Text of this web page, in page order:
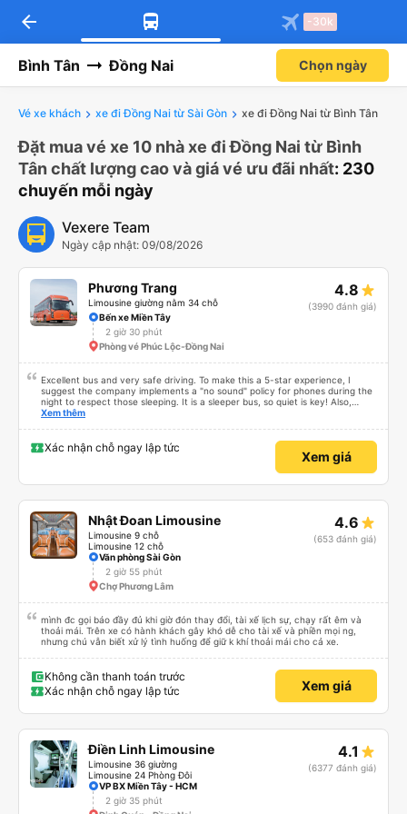
arrow_back -30k
Bình Tân Đồng Nai Chọn ngày
Vé xe khách xe đi Đồng Nai từ Sài Gòn xe đi Đồng Nai từ Bình Tân
Đặt mua vé xe 10 nhà xe đi Đồng Nai từ Bình
Tân chất lượng cao và giá vé ưu đãi nhất: 230
chuyến mỗi ngày
Vexere Team
Ngày cập nhật: 09/08/2026
Phương Trang
Limousine giường nằm 34 chỗ
4.8
(3990 đánh giá)
Bến xe Miền Tây
2 giờ 30 phút
Phòng vé Phúc Lộc-Đồng Nai
Excellent bus and very safe driving. To make this a 5-star experience, I
suggest the company implements a "no sound" policy for phones during the
night to respect those sleeping. It is a sleeper bus, so quiet is key! Also,
please display the Wi-Fi password clearly inside the cabin for convenience. I
quy định rõ ràng về việc giữ im lặng (tắt âm thanh điện thoại) vào ban đêm
để tránh làm phiền hành khách khác ngủ. Ngoài ra, nhà xe nên dán sẵn mật
khẩu Wi-Fi trong xe để hành khách dễ dàng sử dụng. Tôi vẫn sẽ tiếp tục ủng
Xem thêm
Xác nhận chỗ ngay lập tức
Xem giá
Nhật Đoan Limousine
Limousine 9 chỗ
Limousine 12 chỗ
4.6
(653 đánh giá)
Văn phòng Sài Gòn
2 giờ 55 phút
Chợ Phương Lâm
mình đc gọi báo đầy đủ khi giờ đón thay đổi, tài xế lịch sự, chạy rất êm và
thoải mái. Trên xe có hành khách gây khó dễ cho tài xế và phiền mọi ng,
nhưng chú vẫn biết xử lý tình huống để giữ k khí thoải mái cho cả xe.
Không cần thanh toán trước
Xác nhận chỗ ngay lập tức
Xem giá
Điền Linh Limousine
Limousine 36 giường
Limousine 24 Phòng Đôi
4.1
(6377 đánh giá)
VP BX Miền Tây - HCM
2 giờ 35 phút